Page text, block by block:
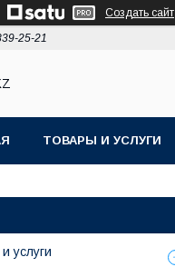
Создать сайт
25-21
ТОВАРЫ И УСЛУГИ
услуги